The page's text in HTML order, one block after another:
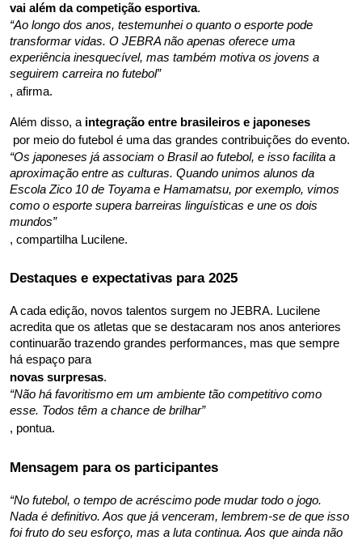
vai além da competição esportiva.
“Ao longo dos anos, testemunhei o quanto o esporte pode
transformar vidas. O JEBRA não apenas oferece uma
experiência inesquecível, mas também motiva os jovens a
seguirem carreira no futebol”
, afirma.
Além disso, a integração entre brasileiros e japoneses
“Os japoneses já associam o Brasil ao futebol, e isso facilita a
aproximação entre as culturas. Quando unimos alunos da
Escola Zico 10 de Toyama e Hamamatsu, por exemplo, vimos
como o esporte supera barreiras linguísticas e une os dois
mundos”
, compartilha Lucilene.
Destaques e expectativas para 2025
A cada edição, novos talentos surgem no JEBRA. Lucilene
acredita que os atletas que se destacaram nos anos anteriores
continuarão trazendo grandes performances, mas que sempre
há espaço para
novas surpresas.
“Não há favoritismo em um ambiente tão competitivo como
esse. Todos têm a chance de brilhar”
, pontua.
Mensagem para os participantes
“No futebol, o tempo de acréscimo pode mudar todo o jogo.
Nada é definitivo. Aos que já venceram, lembrem-se de que isso
foi fruto do seu esforço, mas a luta continua. Aos que ainda não